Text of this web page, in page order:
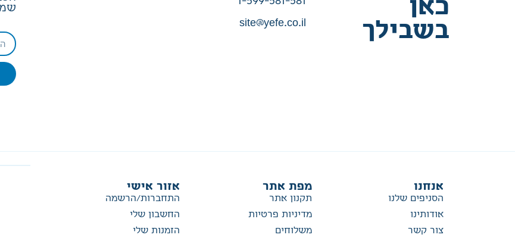
כאן
בשבילך
site@yefe.co.il
אנחנו
הסניפים שלנו
אודותינו
צור קשר
מפת אתר
תקנון אתר
מדיניות פרטיות
משלוחים
אזור אישי
התחברות/הרשמה
החשבון שלי
הזמנות שלי